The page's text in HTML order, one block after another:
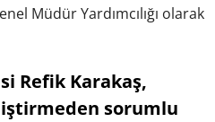
Müdür Yardımcılığı olarak
Refik Karakaş,
sorumlu